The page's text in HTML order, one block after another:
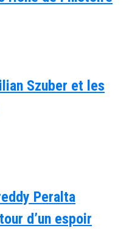
Szuber et les
Peralta
d’un espoir